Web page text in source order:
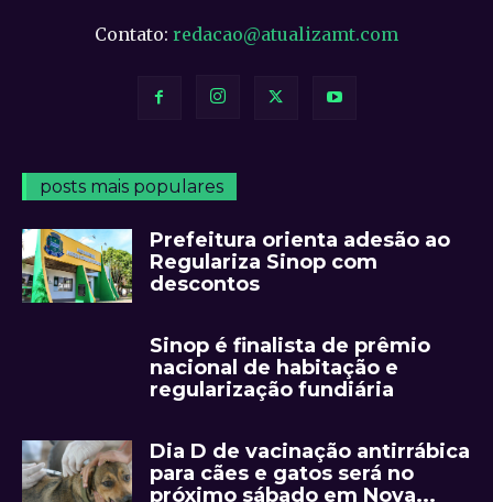
Contato: redacao@atualizamt.com
posts mais populares
Prefeitura orienta adesão ao
Regulariza Sinop com
descontos
Sinop é finalista de prêmio
nacional de habitação e
regularização fundiária
Dia D de vacinação antirrábica
para cães e gatos será no
próximo sábado em Nova...